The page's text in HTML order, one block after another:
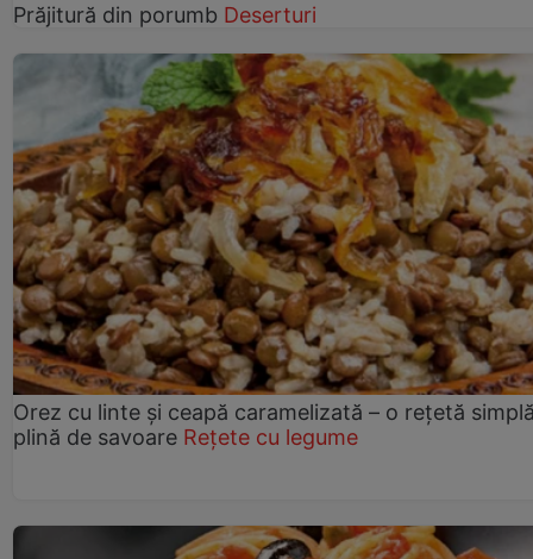
Prăjitură din porumb Deserturi
Orez cu linte și ceapă caramelizată – o rețetă
plină de savoare Rețete cu legume